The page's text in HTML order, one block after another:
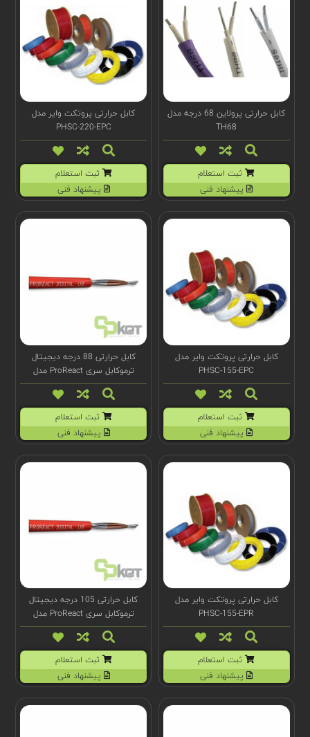
کابل حرارتی پرولاین 68 درجه مدل
TH68
ثبت استعلام
پیشنهاد فنی
کابل حرارتی پروتکت وایر مدل
PHSC-220-EPC
ثبت استعلام
پیشنهاد فنی
کابل حرارتی پروتکت وایر مدل
PHSC-155-EPC
ثبت استعلام
پیشنهاد فنی
کابل حرارتی 88 درجه دیجیتال
ترموکابل سری ProReact مدل
F1067
ثبت استعلام
پیشنهاد فنی
کابل حرارتی پروتکت وایر مدل
PHSC-155-EPR
ثبت استعلام
پیشنهاد فنی
کابل حرارتی 105 درجه دیجیتال
ترموکابل سری ProReact مدل
F1073
ثبت استعلام
پیشنهاد فنی